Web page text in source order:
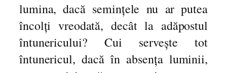
r
i
.
R
o
lumina, dacă semințele nu ar putea
încolți vreodată, decât la adăpostul
întunericului? Cui servește tot
întunericul, dacă în absența luminii,